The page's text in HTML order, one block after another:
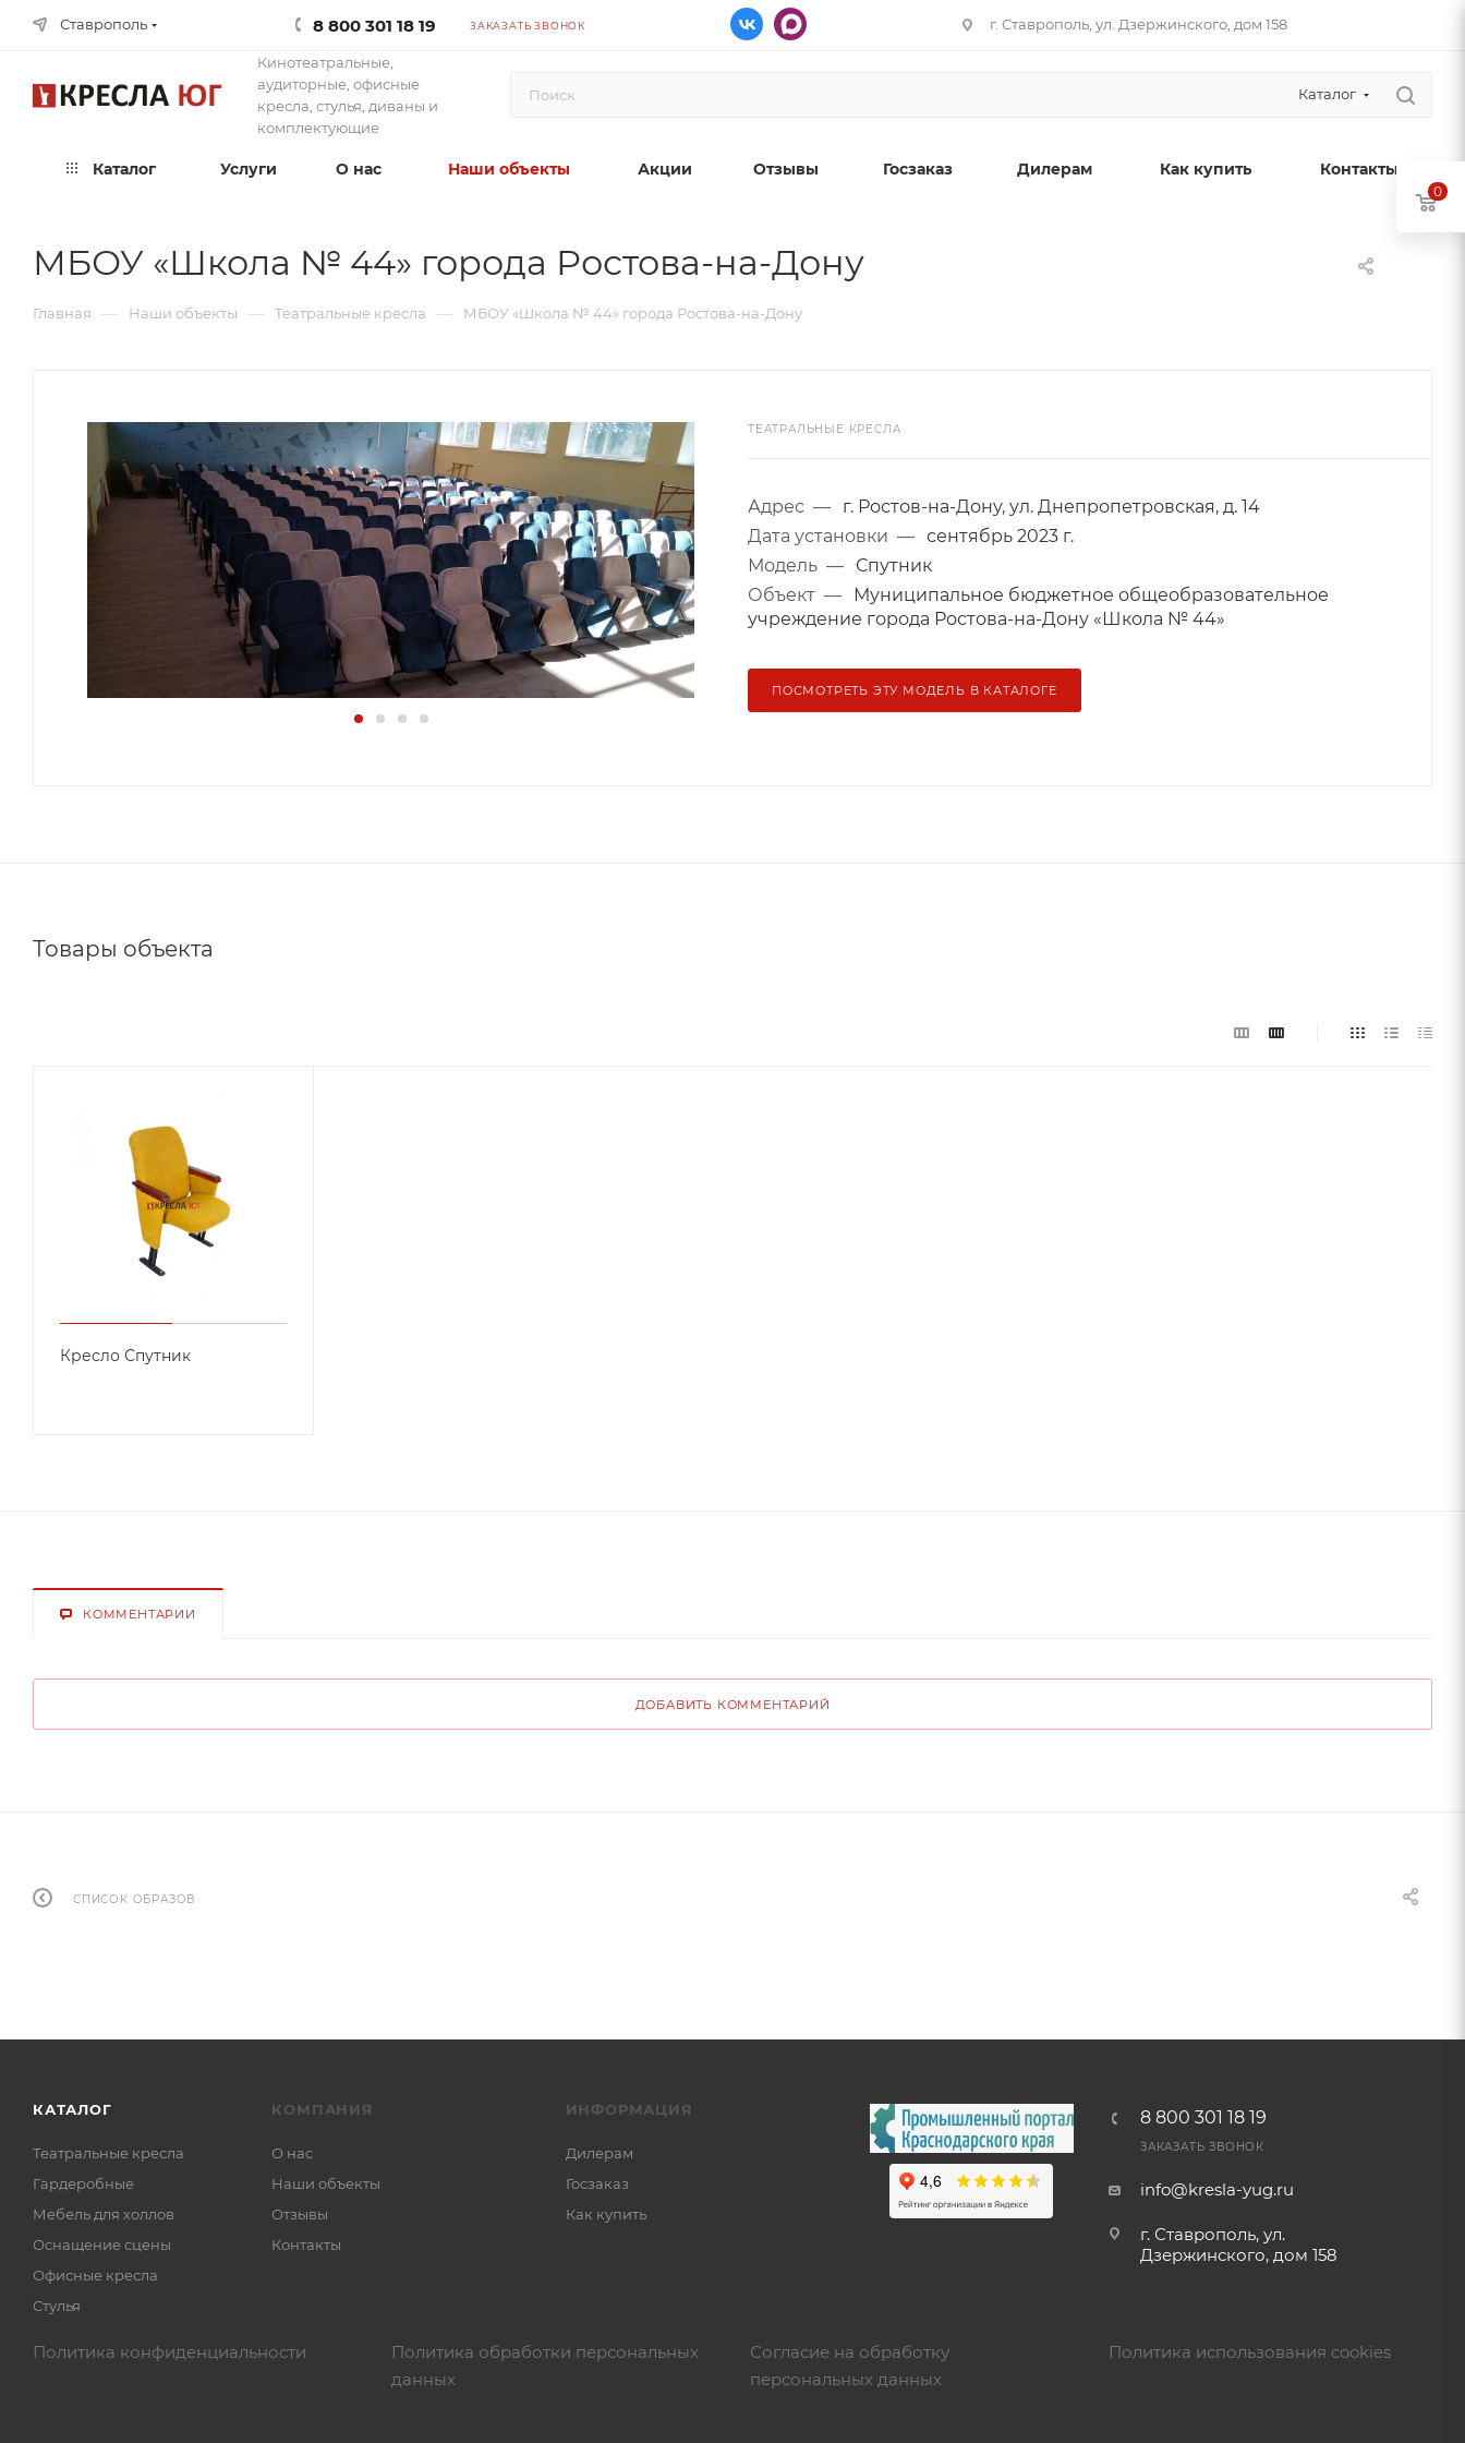
Ставрополь 8 800 301 18 19 ЗАКАЗАТЬ ЗВОНОК г. Ставрополь​, ул. Дзержинского, дом 158
Кинотеатральные,
аудиторные, офисные
кресла, стулья, диваны и
комплектующие
Каталог
Каталог Услуги О нас Наши объекты Акции Отзывы Госзаказ Дилерам Как купить Контакты
МБОУ «Школа № 44» города Ростова-на-Дону
Главная — Наши объекты — Театральные кресла — МБОУ «Школа № 44» города Ростова-на-Дону
ТЕАТРАЛЬНЫЕ КРЕСЛА
Адрес —
г. Ростов-на-Дону, ул. Днепропетровская, д. 14
Дата установки — сентябрь 2023 г.
Модель —
Спутник
Объект —
Муниципальное бюджетное общеобразовательное
учреждение города Ростова-на-Дону «Школа № 44»
ПОСМОТРЕТЬ ЭТУ МОДЕЛЬ В КАТАЛОГЕ
Товары объекта
Кресло Спутник
КОММЕНТАРИИ
ДОБАВИТЬ КОММЕНТАРИЙ
СПИСОК ОБРАЗОВ
КАТАЛОГ
Театральные кресла
Гардеробные
Мебель для холлов
Оснащение сцены
Офисные кресла
Стулья
КОМПАНИЯ
О нас
Наши объекты
Отзывы
Контакты
ИНФОРМАЦИЯ
Дилерам
Госзаказ
Как купить
8 800 301 18 19
ЗАКАЗАТЬ ЗВОНОК
info@kresla-yug.ru
г. Ставрополь​, ул.
Дзержинского, дом 158
Политика конфиденциальности
Политика обработки персональных
данных
Согласие на обработку
персональных данных
Политика использования cookies
0